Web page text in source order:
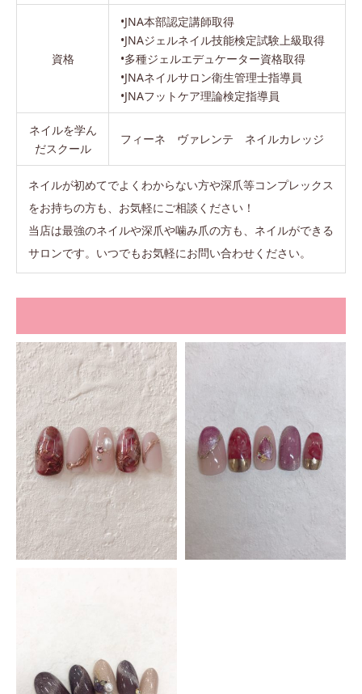
資格
•JNA本部認定講師取得
•JNAジェルネイル技能検定試験上級取得
•多種ジェルエデュケーター資格取得
•JNAネイルサロン衛生管理士指導員
•JNAフットケア理論検定指導員
ネイルを学ん
だスクール
フィーネ ヴァレンテ ネイルカレッジ
ネイルが初めてでよくわからない方や深爪等コンプレックス
をお持ちの方も、お気軽にご相談ください！
当店は最強のネイルや深爪や噛み爪の方も、ネイルができる
サロンです。いつでもお気軽にお問い合わせください。